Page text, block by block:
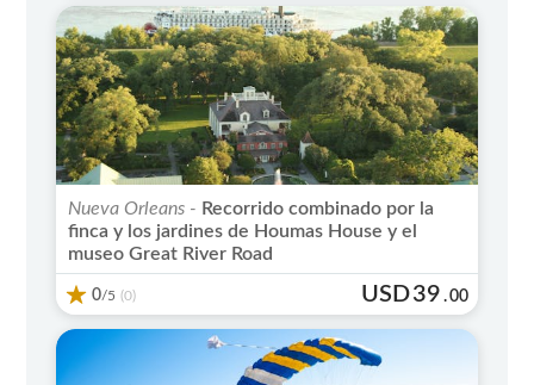
Nueva Orleans - Recorrido combinado por la
finca y los jardines de Houmas House y el
museo Great River Road
0/5 (0) USD39 .00